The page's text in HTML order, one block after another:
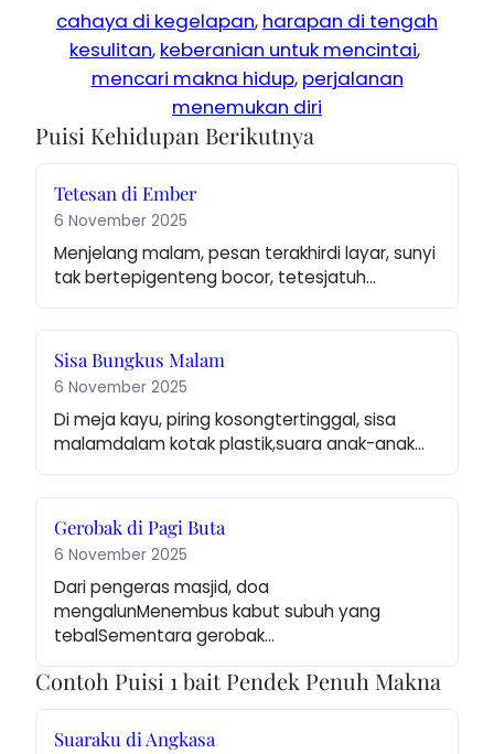
cahaya di kegelapan, harapan di tengah
kesulitan, keberanian untuk mencintai
mencari makna hidup, perjalanan
menemukan diri
Puisi Kehidupan Berikutnya
Tetesan di Ember
6 November 2025
Menjelang malam, pesan terakhirdi layar, sunyi
tak bertepigenteng bocor, tetesjatuh…
Sisa Bungkus Malam
6 November 2025
Di meja kayu, piring kosongtertinggal, sisa
malamdalam kotak plastik,suara anak-anak…
Gerobak di Pagi Buta
6 November 2025
Dari pengeras masjid, doa
mengalunMenembus kabut subuh yang
tebalSementara gerobak…
Contoh Puisi 1 bait Pendek Penuh Makna
Suaraku di Angkasa